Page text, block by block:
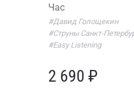
Час
#Давид Голощекин
#Струны Санкт-
#Easy Listening
2 690 ₽